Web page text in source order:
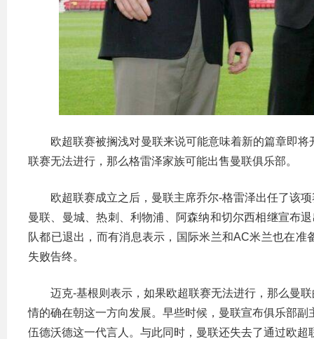
欧超联赛被搁浅对曼联来说可能意味着新的篇章即
联赛无法进行，那么格雷泽家族可能出售曼联俱乐部。
欧超联赛成立之后，曼联主席乔尔-格雷泽出任了该
曼联、曼城、热刺、利物浦、阿森纳和切尔西相继宣布
队都已退出，而有消息表示，国际米兰和AC米兰也在
失败告终。
迈克-基根则表示，如果欧超联赛无法进行，那么曼
情的确在朝这一方向发展。早些时候，曼联宣布俱乐部
伍德沃德这一代言人。与此同时，曼联还失去了通过欧